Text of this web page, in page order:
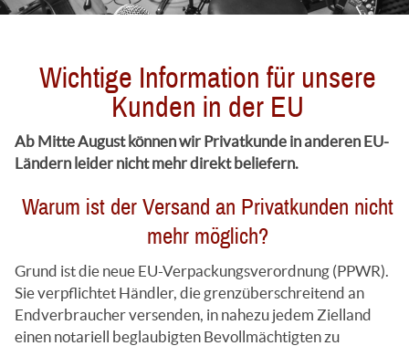
Wichtige Information für unsere
Kunden in der EU
Ab Mitte August können wir Privatkunde in anderen EU-
Ländern leider nicht mehr direkt beliefern.
Warum ist der Versand an Privatkunden nicht
mehr möglich?
Grund ist die neue EU-Verpackungsverordnung (PPWR).
Sie verpflichtet Händler, die grenzüberschreitend an
Endverbraucher versenden, in nahezu jedem Zielland
einen notariell beglaubigten Bevollmächtigten zu